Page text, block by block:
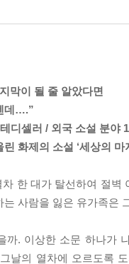
딜 틈이 없을 정도로 조
버지를 속으로 내내 비웃
풀이 바람에 몸을 떨었
버지가 줄곧 따라왔었다.
돌아온 날에도.
싶었다.
막이 될 줄 알았다면
데….”
디셀러 / 외국 소설 분야
화제의 소설 ‘세상의 마
한 대가 탈선하여 절
는 사람을 잃은 유가족은
까. 이상한 소문 하나가
날의 열차에 오르도록